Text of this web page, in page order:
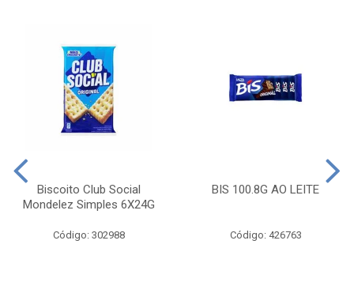
Biscoito Club Social
Mondelez Simples 6X24G
Código: 302988
BIS 100.8G AO LEITE
Código: 426763